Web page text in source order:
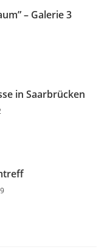
– Galerie 3
in Saarbrücken